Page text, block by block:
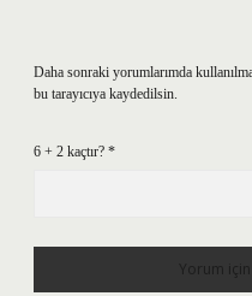
Daha sonraki yorumlarımda
bu tarayıcıya kaydedilsin.
6 + 2 kaçtır? *